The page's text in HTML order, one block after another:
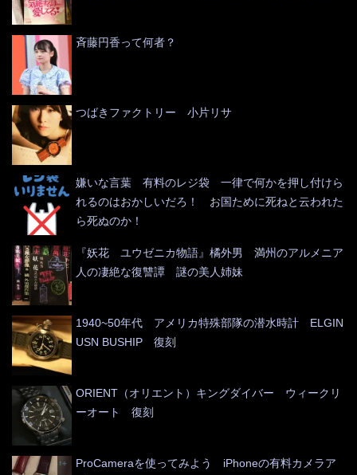
斉藤円香って何者？
つばきファクトリー 小片リサ
嫌いな言葉 有料のレジ袋 一律で何かを押し付けら
れるのはおかしいだろ！ お国ために死ねと云われた
ら死ぬのか！
『妖花 ユウゼニカ物語』橘外男 満州のアルメニア
人の凄絶な復讐譚 謎の美人姉妹
1940~50年代 アメリカ特殊部隊の潜水時計 ELGIN
USN BUSHIP 復刻
ORIENT（オリエント）キングダイバー ウィークリ
ーオート 復刻
ProCameraを使ってみよう iPhoneの有料カメラア